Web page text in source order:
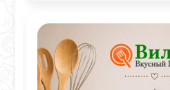
уникального кисло-
силу своей
ингредиентов оши сабо
бухарской версией